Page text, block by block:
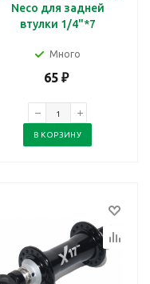
Neco для задней
втулки 1/4"*7
Много
65₽
В КОРЗИНУ